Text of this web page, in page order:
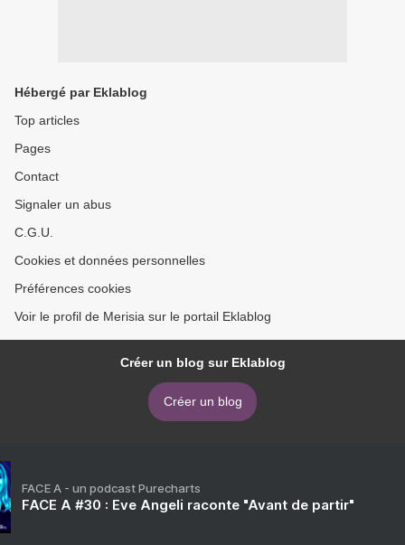
Hébergé par Eklablog
Top articles
Pages
Contact
Signaler un abus
C.G.U.
Cookies et données personnelles
Préférences cookies
Voir le profil de Merisia sur le portail Eklablog
Créer un blog sur Eklablog
Créer un blog
FACE A - un podcast Purecharts
FACE A #30 : Eve Angeli raconte "Avant de partir"